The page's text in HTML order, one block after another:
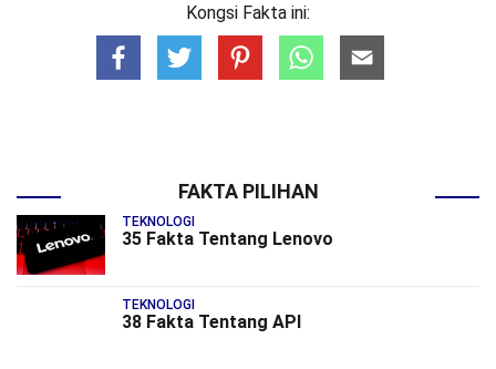
Kongsi Fakta ini:
FAKTA PILIHAN
TEKNOLOGI
35 Fakta Tentang Lenovo
TEKNOLOGI
38 Fakta Tentang API